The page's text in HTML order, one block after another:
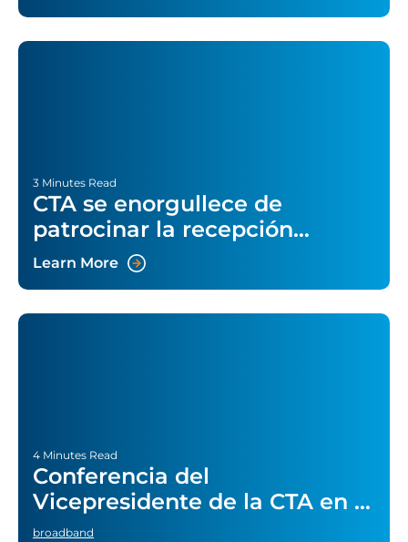
3 Minutes Read
CTA se enorgullece de
patrocinar la recepción
inaugural de ITW 2022
Learn More
4 Minutes Read
Conferencia del
Vicepresidente de la CTA en el
Simposio sobre banda ancha
broadband